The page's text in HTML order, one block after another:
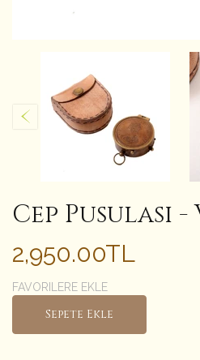
Cep Pusulası
2,950.00TL
FAVORILERE EKLE
Sepete Ekle